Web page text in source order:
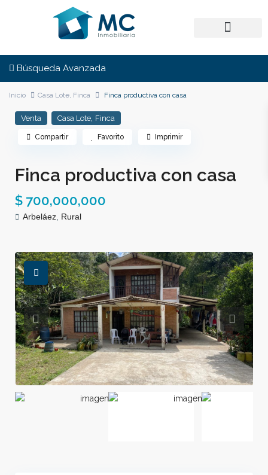
Búsqueda Avanzada
Inicio Casa Lote, Finca Finca productiva con casa
Venta Casa Lote Finca
Finca productiva con casa
$ 700,000,000
Arbeláez Rural
Compartir Favorito Imprimir